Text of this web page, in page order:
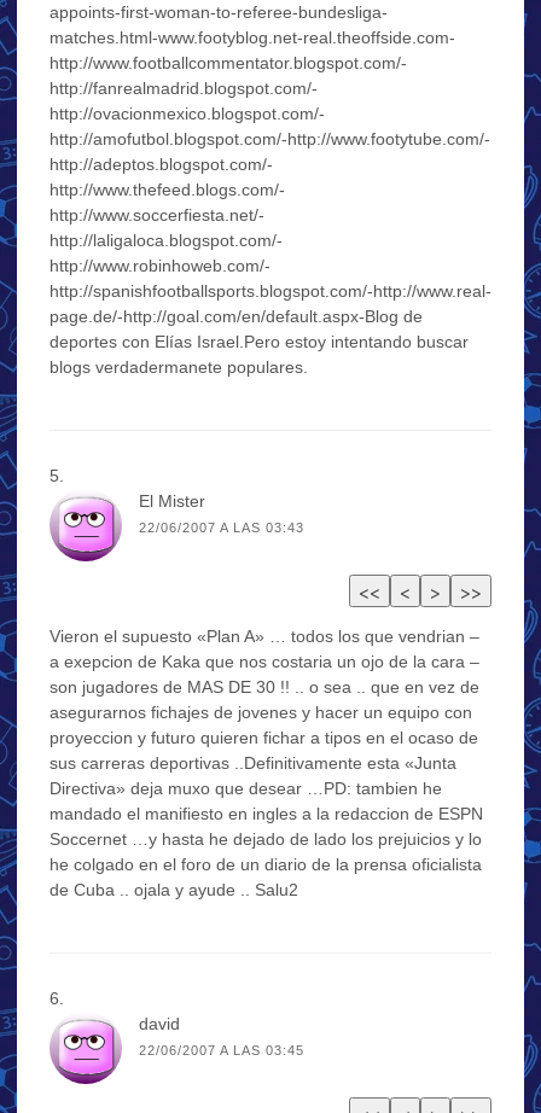
appoints-first-woman-to-referee-bundesliga-
matches.html-www.footyblog.net-real.theoffside.com-
http://www.footballcommentator.blogspot.com/-
http://fanrealmadrid.blogspot.com/-
http://ovacionmexico.blogspot.com/-
http://amofutbol.blogspot.com/-http://www.footytube.com/-
http://adeptos.blogspot.com/-
http://www.thefeed.blogs.com/-
http://www.soccerfiesta.net/-
http://laligaloca.blogspot.com/-
http://www.robinhoweb.com/-
http://spanishfootballsports.blogspot.com/-http://www.real-
page.de/-http://goal.com/en/default.aspx-Blog de
deportes con Elías Israel.Pero estoy intentando buscar
blogs verdadermanete populares.
El Mister
22/06/2007 A LAS 03:43
Vieron el supuesto «Plan A» … todos los que vendrian –
a exepcion de Kaka que nos costaria un ojo de la cara –
son jugadores de MAS DE 30 !! .. o sea .. que en vez de
asegurarnos fichajes de jovenes y hacer un equipo con
proyeccion y futuro quieren fichar a tipos en el ocaso de
sus carreras deportivas ..Definitivamente esta «Junta
Directiva» deja muxo que desear …PD: tambien he
mandado el manifiesto en ingles a la redaccion de ESPN
Soccernet …y hasta he dejado de lado los prejuicios y lo
he colgado en el foro de un diario de la prensa oficialista
de Cuba .. ojala y ayude .. Salu2
david
22/06/2007 A LAS 03:45